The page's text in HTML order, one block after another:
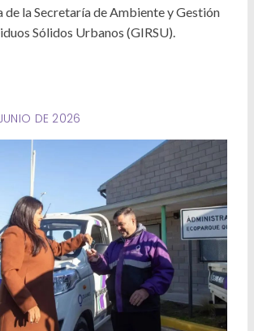
Laboral
de la Secretaría de Ambiente y Gestión
Sólidos Urbanos (GIRSU).
DE 2026